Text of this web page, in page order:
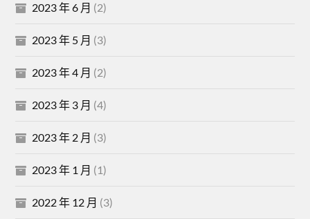
2023 年 6 月 (2)
2023 年 5 月 (3)
2023 年 4 月 (2)
2023 年 3 月 (4)
2023 年 2 月 (3)
2023 年 1 月 (1)
2022 年 12 月 (3)